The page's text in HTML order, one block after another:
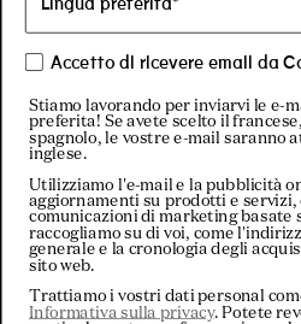
Velv
et-
Regular price
34 €-155 €
Regular
155€
34€
Accetto di ricevere email da
Stiamo lavorando per inviarvi le e-
preferita! Se avete scelto il
spagnolo, le vostre e-mail saranno
inglese.
Utilizziamo l'e-mail e la pubblicità
aggiornamenti su prodotti e
comunicazioni di marketing basate
raccogliamo su di voi, come
generale e la cronologia degli
sito web.
Trattiamo i vostri dati personal
Informativa sulla privacy. Potete